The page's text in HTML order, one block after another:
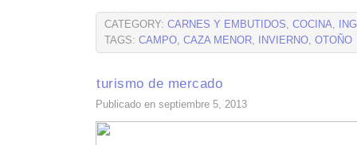
CATEGORY: CARNES Y EMBUTIDOS, COCINA,
TAGS: CAMPO, CAZA MENOR, INVIERNO, OTOÑO
turismo de mercado
Publicado en septiembre 5, 2013